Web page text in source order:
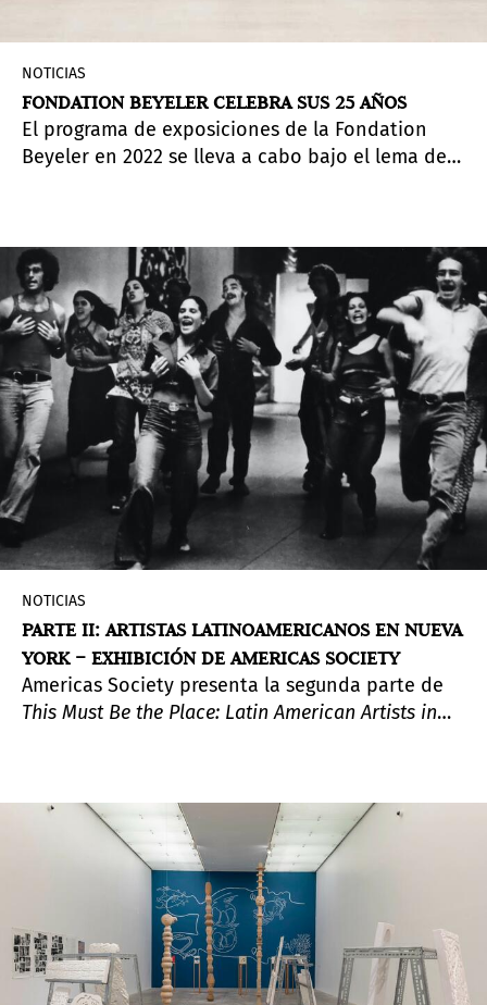
NOTICIAS
FONDATION BEYELER CELEBRA SUS 25 AÑOS
El programa de exposiciones de la Fondation
Beyeler en 2022 se lleva a cabo bajo el lema de
NOTICIAS
PARTE II: ARTISTAS LATINOAMERICANOS EN NUEVA
YORK – EXHIBICIÓN DE AMERICAS SOCIETY
Americas Society presenta la segunda parte de
This Must Be the Place: Latin American Artists in
artistas que vivieron en Nueva York en los años
1960s y 1970s. Al diversificar la vida artística de la
ciudad, estos artistas ayudaron a formar a Nueva
York en el centro de arte global que es hoy.